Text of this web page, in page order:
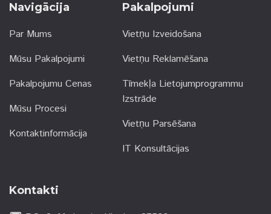
Navigācija
Par Mums
Mūsu Pakalpojumi
Pakalpojumu Cenas
Mūsu Procesi
Kontaktinformācija
Pakalpojumi
Vietņu Izveidošana
Vietņu Reklamēšana
Tīmekļa Lietojumprogrammu
Izstrāde
Vietņu Parsēšana
IT Konsultācijas
Kontakti